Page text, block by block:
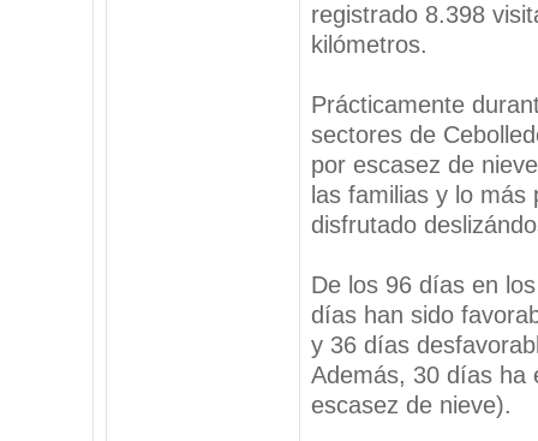
registrado 8.398
kilómetros.
Prácticamente
sectores de
por escasez de
las familias y lo
disfrutado
De los 96 días en
días han sido
y 36 días
Además, 30 días ha
escasez de nieve).